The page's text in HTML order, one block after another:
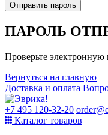
Отправить пароль
ПАРОЛЬ
Проверьте
Вернуться на главную
Доставка и оплата
+7 495 120-32-20
Каталог товаров